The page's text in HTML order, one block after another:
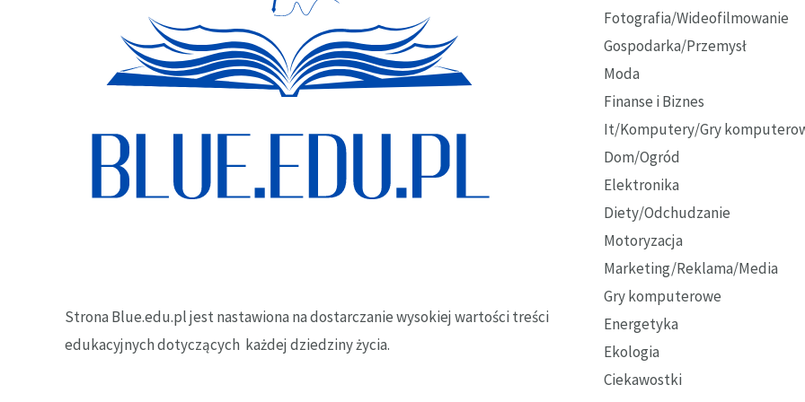
Strona Blue.edu.pl jest nastawiona na dostarczanie wysokiej wartości treści
edukacyjnych dotyczących każdej dziedziny życia.
Fotografia/Wideofilmowanie
Gospodarka/Przemysł
Moda
Finanse i Biznes
It/Komputery/Gry
Dom/Ogród
Elektronika
Diety/Odchudzanie
Motoryzacja
Marketing/Reklama/Media
Gry komputerowe
Energetyka
Ekologia
Ciekawostki